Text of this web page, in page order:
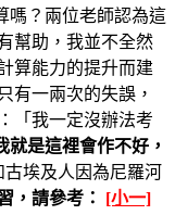
嗎？兩位老師認為這
幫助，我並不全然
算能力的提升而建
有一兩次的失誤，
「我一定沒辦法考
是這裡會作不好，
埃及人因為尼羅河
，請參考： [小一]